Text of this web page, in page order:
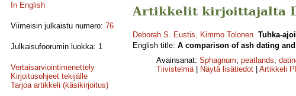
In English
Viimeisin julkaistu numero: 76
Julkaisufoorumin luokka: 1
Vertaisarviointimenettely
Kirjoitusohjeet tekijälle
Tarjoa artikkeli (käsikirjoitus)
Artikkelit kirjoittajalta
Deborah S. Eustis, Kimmo Tolonen. Tuhka-
English title: A comparison of ash dating
Avainsanat: Sphagnum; peatlands;
Tiivistelmä| Näytä lisätiedot Artikkeli